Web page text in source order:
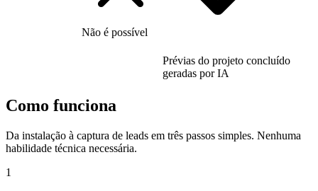
Não é possível
Prévias do projeto concluído
geradas por IA
Como funciona
Da instalação à captura de leads em três passos simples. Nenhuma
habilidade técnica necessária.
1